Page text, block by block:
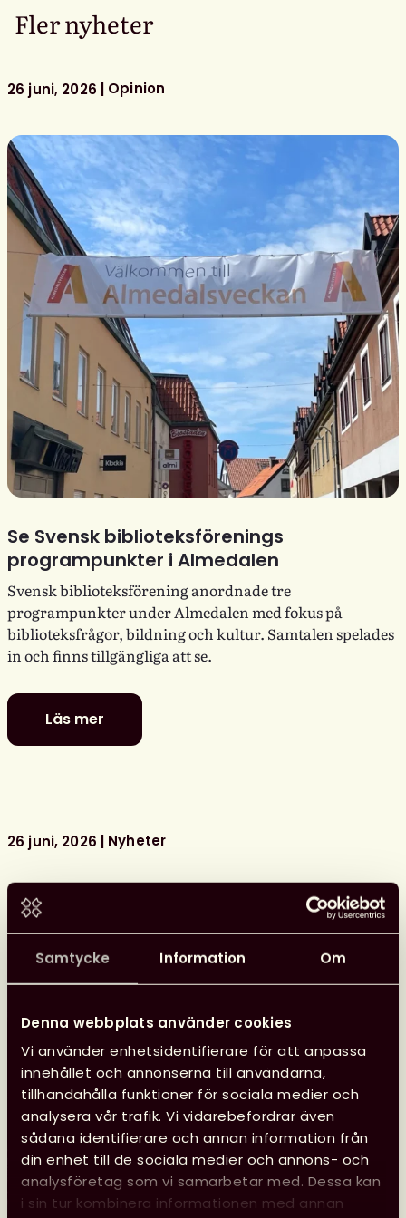
Samtycke Information Om
Denna webbplats använder cookies
Vi använder enhetsidentifierare för att anpassa
innehållet och annonserna till användarna,
tillhandahålla funktioner för sociala medier och
analysera vår trafik. Vi vidarebefordrar även
sådana identifierare och annan information från
din enhet till de sociala medier och annons- och
analysföretag som vi samarbetar med. Dessa kan
i sin tur kombinera informationen med annan
Fler nyheter
26 juni, 2026 Opinion
Se Svensk biblioteksförenings
programpunkter i Almedalen
Svensk biblioteksförening anordnade tre
programpunkter under Almedalen med fokus på
biblioteksfrågor, bildning och kultur. Samtalen spelades
in och finns tillgängliga att se.
Läs mer
Se
Svensk
Almedalen
26 juni, 2026 Nyheter